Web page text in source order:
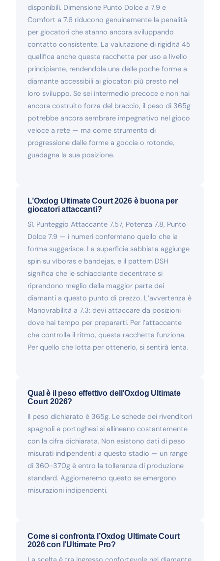
disponibili. Dimensione Punto Dolce a 7.9 e
Comfort a 7.6 riducono genuinamente la penalità
per giocatori che stanno ancora sviluppando
contatto consistente. La valutazione di rigidità 45
qualifica anche questa racchetta per uso a livello
principiante, rendendola una delle poche forme a
diamante accessibili ai giocatori più presto nel
loro sviluppo. Se sei intermedio precoce e non hai
ancora costruito forza del braccio, il peso di 365g
potrebbe ancora sembrare impegnativo nel gioco
veloce a rete — ma come strumento di
progressione dalle forme a goccia o rotonde,
guadagna la sua posizione.
L’Oxdog Ultimate Court 2026 è buona per
giocatori attaccanti?
Sì. Punteggio Attaccante 7.57, Potenza 7.8, Punto
Dolce 7.9 — i numeri confermano quello che la
forma suggerisce. La superficie sabbiata aggiunge
spin su víboras e bandejas, e il pattern DSH
significa che le schiacciante decentrate si
riprendono meglio della maggior parte dei
diamanti a questo punto di prezzo. L’avvertenza è
Manovrabilità a 7.3: devi attaccare da posizioni
dove hai tempo per prepararti. Per l’attaccante
che controlla il ritmo, questa racchetta funziona.
Per quello che lotta per ottenerlo, si sentirà lenta.
Qual è il peso effettivo dell’Oxdog Ultimate
Court 2026?
Il peso dichiarato è 365g. Le schede dei rivenditori
spagnoli e portoghesi si allineano costantemente
con la cifra dichiarata. Non esistono dati di peso
misurati indipendenti a questo stadio — un range
di 360-370g è entro la tolleranza di produzione
standard. Aggiorneremo questo se emergono
misurazioni indipendenti.
Come si confronta l’Oxdog Ultimate Court
2026 con l’Ultimate Pro?